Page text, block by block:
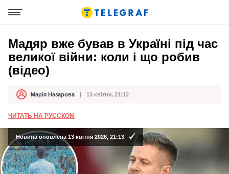
Мадяр вже бував в Україні під час
великої війни: коли і що робив
(відео)
АвторМарія Назарова
Дата публікації 13 квітня, 21:12
ЧИТАТЬ НА РУССКОМ
Новина оновлена 13 квітня 2026, 21:13